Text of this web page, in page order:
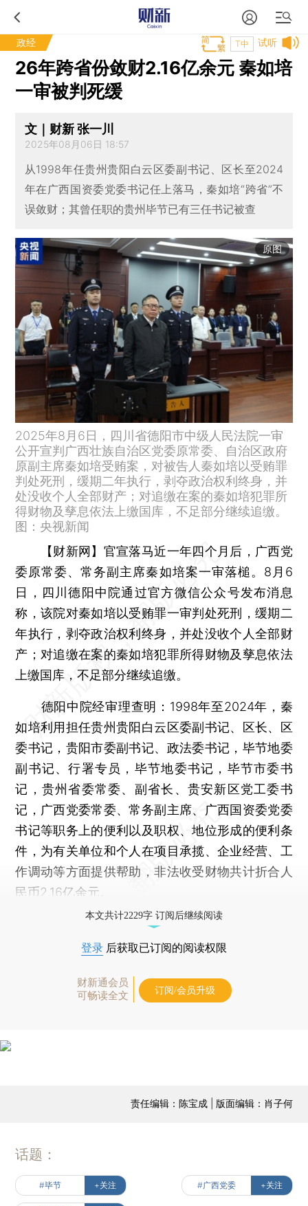
政经 试听
T中
26年跨省份敛财2.16亿余元 秦如培
一审被判死缓
文｜财新 张一川
2025年08月06日 18:57
从1998年任贵州贵阳白云区委副书记、区长至2024
年在广西国资委党委书记任上落马，秦如培“跨省”不
误敛财；其曾任职的贵州毕节已有三任书记被查
原图
2025年8月6日，四川省德阳市中级人民法院一审
公开宣判广西壮族自治区党委原常委、自治区政府
原副主席秦如培受贿案，对被告人秦如培以受贿罪
判处死刑，缓期二年执行，剥夺政治权利终身，并
处没收个人全部财产；对追缴在案的秦如培犯罪所
得财物及孳息依法上缴国库，不足部分继续追缴。
图：央视新闻
【财新网】 官宣落马近一年四个月后，广西党
委原常委、常务副主席秦如培案一审落槌。8月6
日，四川德阳中院通过官方微信公众号发布消息
称，该院对秦如培以受贿罪一审判处死刑，缓期二
年执行，剥夺政治权利终身，并处没收个人全部财
产；对追缴在案的秦如培犯罪所得财物及孳息依法
上缴国库，不足部分继续追缴。
德阳中院经审理查明：1998年至2024年，秦
如培利用担任贵州贵阳白云区委副书记、区长、区
委书记，贵阳市委副书记、政法委书记，毕节地委
副书记、行署专员，毕节地委书记，毕节市委书
记，贵州省委常委、副省长、贵安新区党工委书
记，广西党委常委、常务副主席、广西国资委党委
书记等职务上的便利以及职权、地位形成的便利条
件，为有关单位和个人在项目承揽、企业经营、工
作调动等方面提供帮助，非法收受财物共计折合人
民币2.16亿余元。
本文共计2229字 订阅后继续阅读
登录 后获取已订阅的阅读权限
财新通会员
可畅读全文
订阅/会员升级
责任编辑：陈宝成 | 版面编辑：肖子何
话题：
#毕节 +关注 #广西党委 +关注